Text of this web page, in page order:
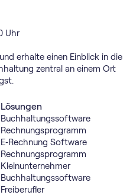
Uhr
erhalte einen Einblick in die
zentral an einem Ort
Lösungen
Buch­haltungs­software
Rechnungs­programm
E‑Rechnung Software
Rechnungs­programm
Kleinunternehmer
Buch­haltungs­software
Freiberufler